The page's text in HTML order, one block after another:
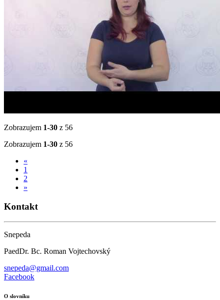
Zobrazujem 1-30 z 56
Zobrazujem 1-30 z 56
«
1
2
»
Kontakt
Snepeda
PaedDr. Bc. Roman Vojtechovský
snepeda@gmail.com
Facebook
O slovníku